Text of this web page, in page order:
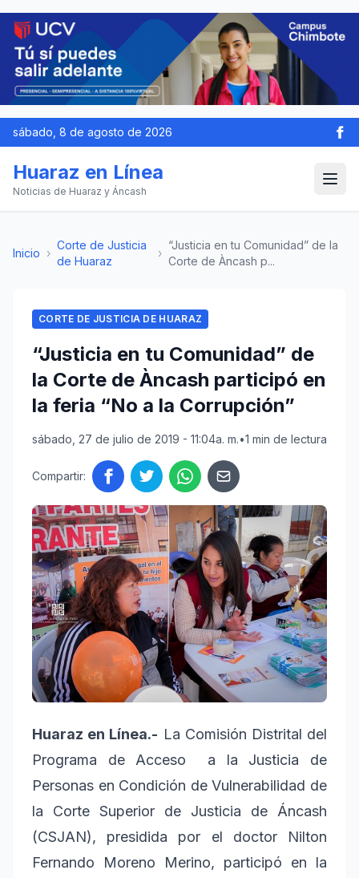
sábado, 8 de agosto de 2026
Huaraz en Línea
Noticias de Huaraz y Áncash
Inicio ›
Corte de Justicia
de Huaraz
›
“Justicia en tu Comunidad” de la
Corte de Àncash p...
CORTE DE JUSTICIA DE HUARAZ
“Justicia en tu Comunidad” de
la Corte de Àncash participó en
la feria “No a la Corrupción”
sábado, 27 de julio de 2019 - 11:04a. m.•1 min de lectura
Compartir:
Huaraz en Línea.- La Comisión Distrital del
Programa de Acceso a la Justicia de
Personas en Condición de Vulnerabilidad de
la Corte Superior de Justicia de Áncash
(CSJAN), presidida por el doctor Nilton
Fernando Moreno Merino, participó en la